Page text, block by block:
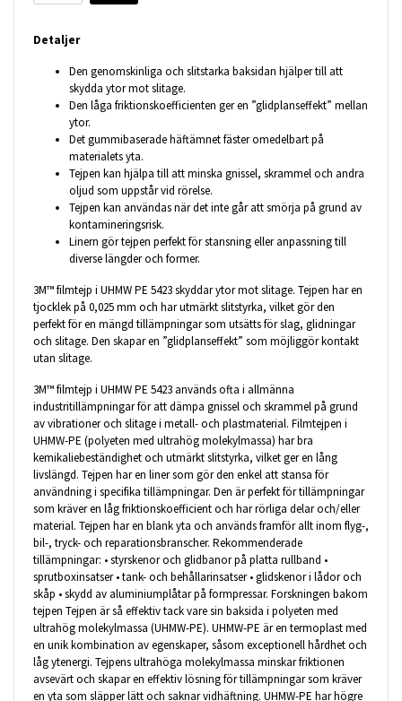
Detaljer
Den genomskinliga och slitstarka baksidan hjälper till att
skydda ytor mot slitage.
Den låga friktionskoefficienten ger en ”glidplanseffekt” mellan
ytor.
Det gummibaserade häftämnet fäster omedelbart på
materialets yta.
Tejpen kan hjälpa till att minska gnissel, skrammel och andra
oljud som uppstår vid rörelse.
Tejpen kan användas när det inte går att smörja på grund av
kontamineringsrisk.
Linern gör tejpen perfekt för stansning eller anpassning till
diverse längder och former.
3M™ filmtejp i UHMW PE 5423 skyddar ytor mot slitage. Tejpen har en
tjocklek på 0,025 mm och har utmärkt slitstyrka, vilket gör den
perfekt för en mängd tillämpningar som utsätts för slag, glidningar
och slitage. Den skapar en ”glidplanseffekt” som möjliggör kontakt
utan slitage.
3M™ filmtejp i UHMW PE 5423 används ofta i allmänna
industritillämpningar för att dämpa gnissel och skrammel på grund
av vibrationer och slitage i metall- och plastmaterial. Filmtejpen i
UHMW-PE (polyeten med ultrahög molekylmassa) har bra
kemikaliebeständighet och utmärkt slitstyrka, vilket ger en lång
livslängd. Tejpen har en liner som gör den enkel att stansa för
användning i specifika tillämpningar. Den är perfekt för tillämpningar
som kräver en låg friktionskoefficient och har rörliga delar och/eller
material. Tejpen har en blank yta och används framför allt inom flyg-,
bil-, tryck- och reparationsbranscher. Rekommenderade
tillämpningar: • styrskenor och glidbanor på platta rullband •
sprutboxinsatser • tank- och behållarinsatser • glidskenor i lådor och
skåp • skydd av aluminiumplåtar på formpressar. Forskningen bakom
tejpen Tejpen är så effektiv tack vare sin baksida i polyeten med
ultrahög molekylmassa (UHMW-PE). UHMW-PE är en termoplast med
en unik kombination av egenskaper, såsom exceptionell hårdhet och
låg ytenergi. Tejpens ultrahöga molekylmassa minskar friktionen
avsevärt och skapar en effektiv lösning för tillämpningar som kräver
en yta som släpper lätt och saknar vidhäftning. UHMW-PE har högre